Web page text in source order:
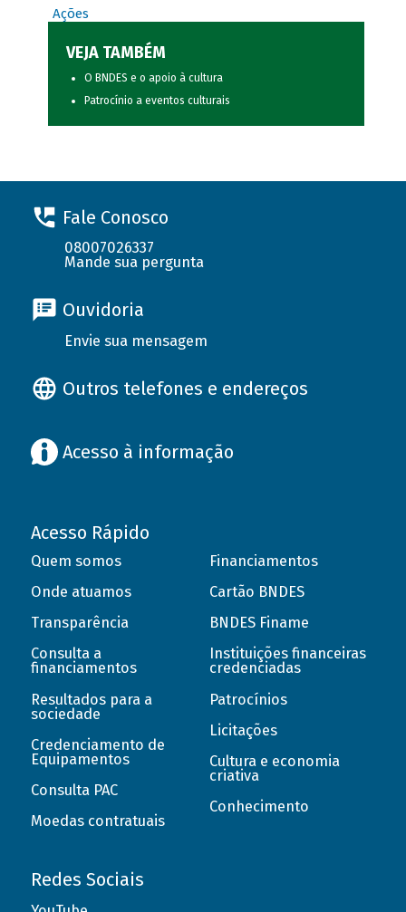
Ações
VEJA TAMBÉM
O BNDES e o apoio à cultura
Patrocínio a eventos culturais
Fale Conosco
08007026337
Mande sua pergunta
Ouvidoria
Envie sua mensagem
Outros telefones e endereços
Acesso à informação
Acesso Rápido
Quem somos
Onde atuamos
Transparência
Consulta a
financiamentos
Resultados para a
sociedade
Credenciamento de
Equipamentos
Consulta PAC
Moedas contratuais
Financiamentos
Cartão BNDES
BNDES Finame
Instituições financeiras
credenciadas
Patrocínios
Licitações
Cultura e economia
criativa
Conhecimento
Redes Sociais